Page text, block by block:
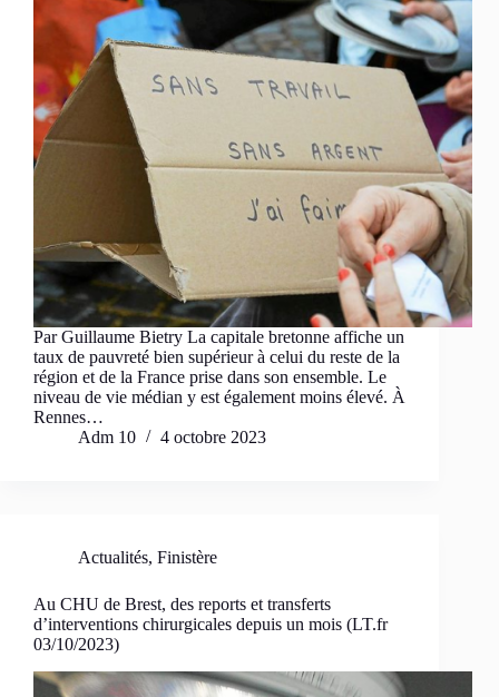
Par Guillaume Bietry La capitale bretonne affiche un
taux de pauvreté bien supérieur à celui du reste de la
région et de la France prise dans son ensemble. Le
niveau de vie médian y est également moins élevé. À
Rennes…
Adm 10
4 octobre 2023
Actualités, Finistère
Au CHU de Brest, des reports et transferts
d’interventions chirurgicales depuis un mois (LT.fr
03/10/2023)